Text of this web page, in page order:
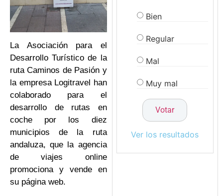
La Asociación para el
Desarrollo Turístico de la
ruta Caminos de Pasión y
la empresa Logitravel han
colaborado para el
desarrollo de rutas en
coche por los diez
municipios de la ruta
andaluza, que la agencia
de viajes online
promociona y vende en
su página web.
Bien
Regular
Mal
Muy mal
Ver los resultados